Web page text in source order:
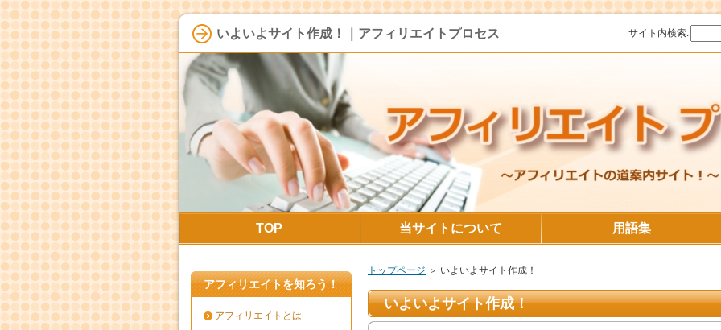
いよいよサイト作成！｜アフィリエイトプロセス
トップページ ＞ いよいよサイト作成！
いよいよサイト作成！
アフィリエイトを知ろう！
アフィリエイトとは
TOP 当サイトについて 用語集
サイト内検索: